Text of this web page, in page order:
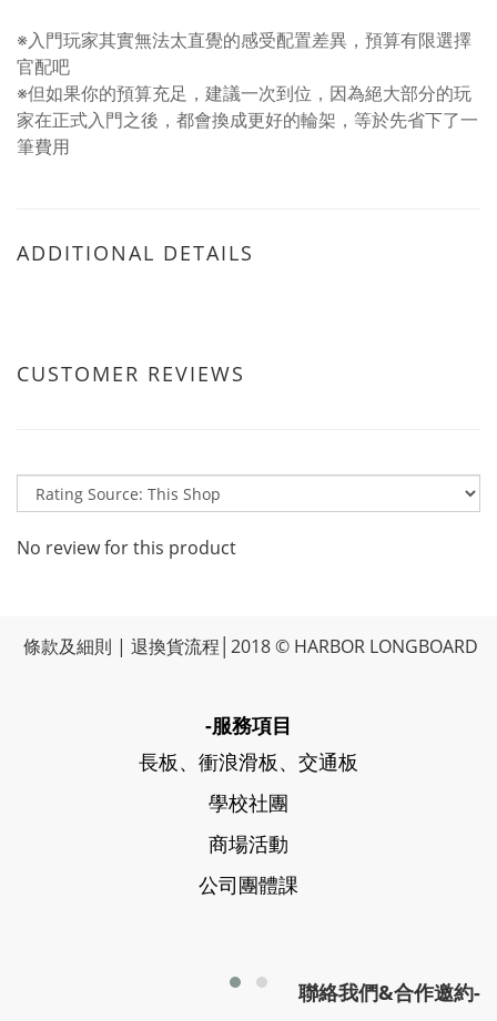
※入門玩家其實無法太直覺的感受配置差異，預算有限選擇
官配吧
※但如果你的預算充足，建議一次到位，因為絕大部分的玩
家在正式入門之後，都會換成更好的輪架，等於先省下了一
筆費用
ADDITIONAL DETAILS
CUSTOMER REVIEWS
No review for this product
條款及細則 | 退換貨流程 │2018 © HARBOR LONGBOARD
-服務項目
長板、衝浪滑板、交通板
學校社團
商場活動
公司團體課
聯絡我們&合作邀約-